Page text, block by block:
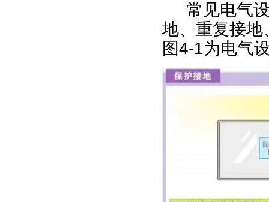
常见电气
地、重复接地
图4-1为电气